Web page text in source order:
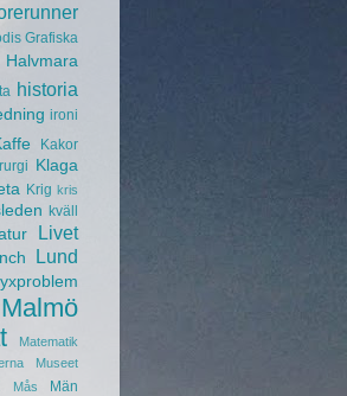
Grafiska
Halvmara
historia
ironi
Kakor
Klaga
Krig kris
kväll
Livet
Lund
lyxproblem
Malmö
Matematik
Museet
Mås Män